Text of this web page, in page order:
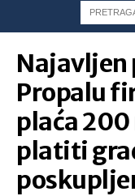
Najavljen
Propalu
plaća
platiti